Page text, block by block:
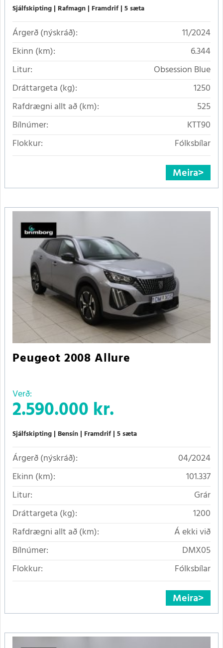
Sjálfskipting Rafmagn Framdrif 5 sæta
Árgerð (nýskráð):
11/2024
Ekinn (km):
6.344
Litur:
Obsession Blue
Dráttargeta (kg):
1250
Rafdrægni allt að (km):
525
Bílnúmer:
KTT90
Flokkur:
Fólksbílar
Meira
Peugeot 2008 Allure
Verð:
2.590.000 kr.
Sjálfskipting Bensín Framdrif 5 sæta
Árgerð (nýskráð):
04/2024
Ekinn (km):
101.337
Litur:
Grár
Dráttargeta (kg):
1200
Rafdrægni allt að (km):
Á ekki við
Bílnúmer:
DMX05
Flokkur:
Fólksbílar
Meira